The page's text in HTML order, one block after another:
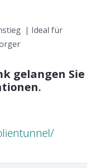
| Ideal für
gelangen Sie